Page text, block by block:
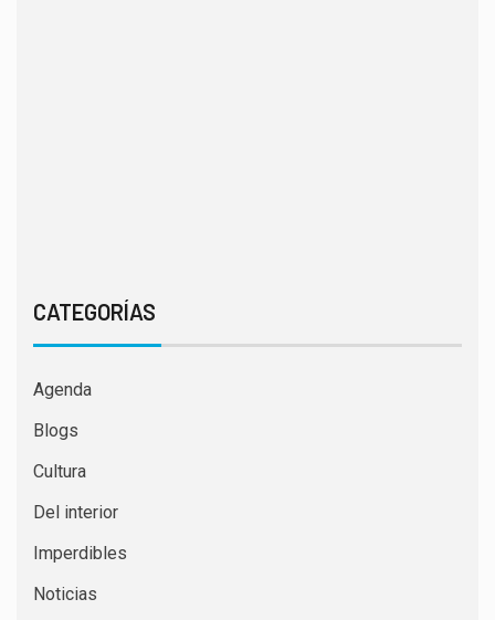
CATEGORÍAS
Agenda
Blogs
Cultura
Del interior
Imperdibles
Noticias